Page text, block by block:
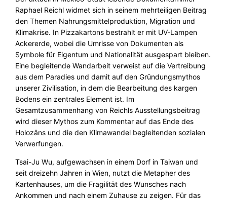
Raphael Reichl widmet sich in seinem mehrteiligen Beitrag
den Themen Nahrungsmittelproduktion, Migration und
Klimakrise. In Pizzakartons bestrahlt er mit UV-Lampen
Ackererde, wobei die Umrisse von Dokumenten als
Symbole für Eigentum und Nationalität ausgespart bleiben.
Eine begleitende Wandarbeit verweist auf die Vertreibung
aus dem Paradies und damit auf den Gründungsmythos
unserer Zivilisation, in dem die Bearbeitung des kargen
Bodens ein zentrales Element ist. Im
Gesamtzusammenhang von Reichls Ausstellungsbeitrag
wird dieser Mythos zum Kommentar auf das Ende des
Holozäns und die den Klimawandel begleitenden sozialen
Verwerfungen.
Tsai-Ju Wu, aufgewachsen in einem Dorf in Taiwan und
seit dreizehn Jahren in Wien, nutzt die Metapher des
Kartenhauses, um die Fragilität des Wunsches nach
Ankommen und nach einem Zuhause zu zeigen. Für das